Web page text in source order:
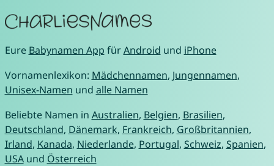
Eure Babynamen App fürAndroid und iPhone
Vornamenlexikon: Mädchennamen, Jungennamen,
Unisex-Namen und alle Namen
Beliebte Namen in Australien, Belgien, Brasilien,
Deutschland, Dänemark, Frankreich, Großbritannien,
Irland, Kanada, Niederlande, Portugal, Schweiz, Spanien,
USAund Österreich